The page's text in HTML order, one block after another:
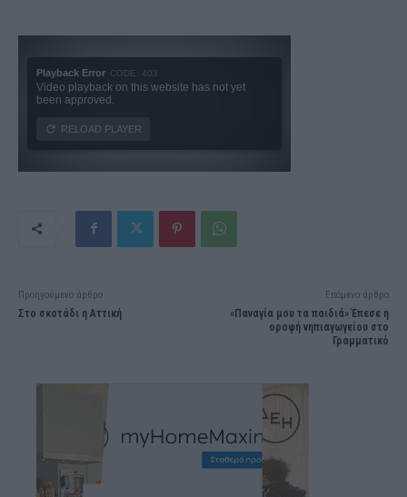
Προηγούμενο άρθρο
Στο σκοτάδι η Αττική
Επόμενο άρθρο
«Παναγία μου τα παιδιά» Έπεσε η
οροφή νηπιαγωγείου στο
Γραμματικό